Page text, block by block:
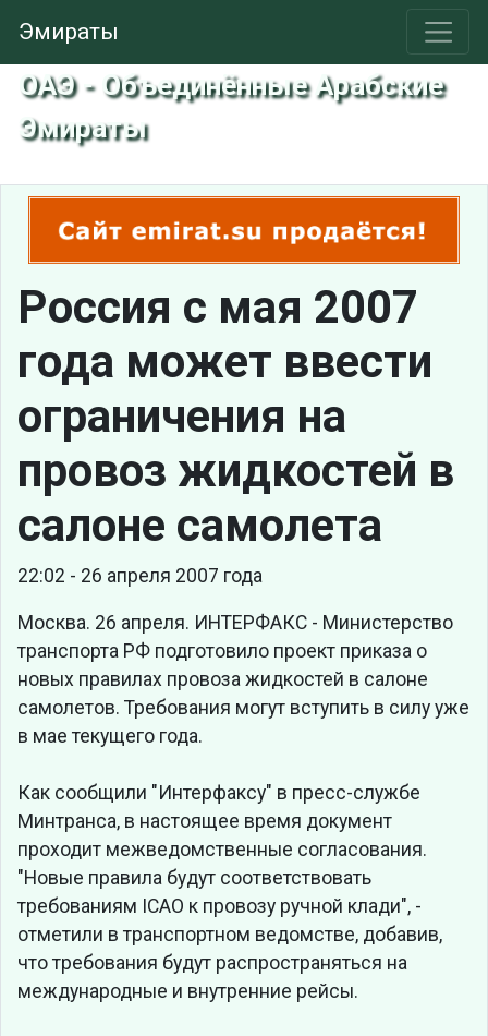
Эмираты
ОАЭ - Объединённые Арабские
Эмираты
Россия с мая 2007
года может ввести
ограничения на
провоз жидкостей в
салоне самолета
22:02 - 26 апреля 2007 года
Москва. 26 апреля. ИНТЕРФАКС - Министерство
транспорта РФ подготовило проект приказа о
новых правилах провоза жидкостей в салоне
самолетов. Требования могут вступить в силу уже
в мае текущего года.
Как сообщили "Интерфаксу" в пресс-службе
Минтранса, в настоящее время документ
проходит межведомственные согласования.
"Новые правила будут соответствовать
требованиям ICAO к провозу ручной клади", -
отметили в транспортном ведомстве, добавив,
что требования будут распространяться на
международные и внутренние рейсы.